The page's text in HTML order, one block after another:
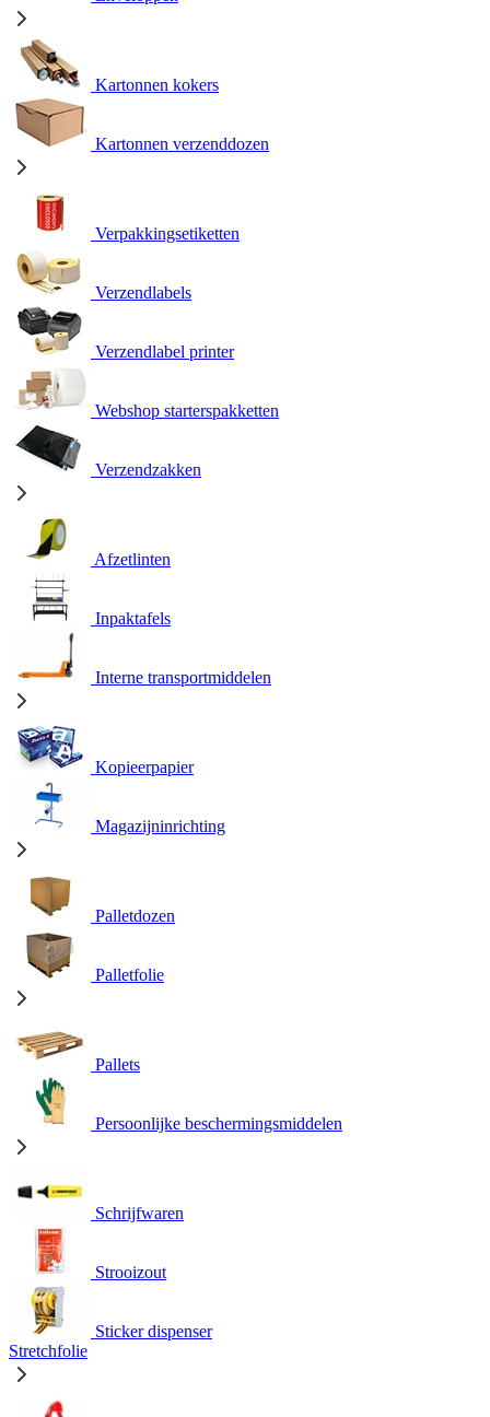
Kartonnen kokers
Kartonnen verzenddozen
Verpakkingsetiketten
Verzendlabels
Verzendlabel printer
Webshop starterspakketten
Verzendzakken
Afzetlinten
Inpaktafels
Interne transportmiddelen
Kopieerpapier
Magazijninrichting
Palletdozen
Palletfolie
Pallets
Persoonlijke beschermingsmiddelen
Schrijfwaren
Strooizout
Sticker dispenser
Stretchfolie